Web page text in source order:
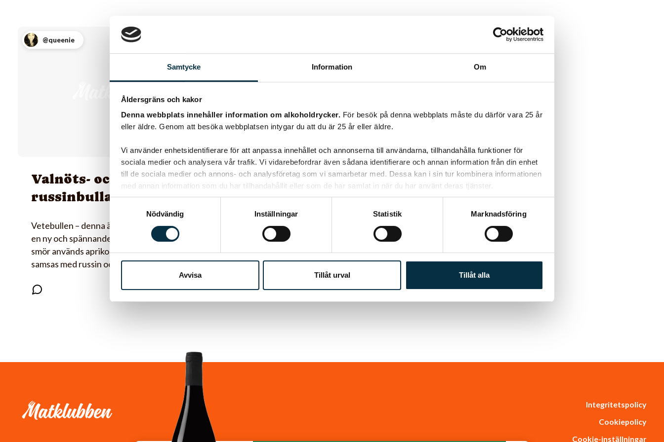
Samtycke Information Om
Åldersgräns och kakor
Denna webbplats innehåller information om alkoholdrycker. För besök på denna webbplats måste du därför vara 25 år
eller äldre. Genom att besöka webbplatsen intygar du att du är 25 år eller äldre.
Vi använder enhetsidentifierare för att anpassa innehållet och annonserna till användarna, tillhandahålla funktioner för
sociala medier och analysera vår trafik. Vi vidarebefordrar även sådana identifierare och annan information från din enhet
till de sociala medier och annons- och analysföretag som vi samarbetar med. Dessa kan i sin tur kombinera informationen
med annan information som du har tillhandahållit eller som de har samlat in när du har använt deras tjänster.
Samtyckesval
Nödvändig
Inställningar Statistik Marknadsföring
Avvisa Tillåt urval Tillåt alla
@queenie
Valnöts- och
russinbullar
Vetebullen – denna älskade kändis – här fått
en ny och spännande fyllning. Istället för
smör används aprikosmarmelad som får
samsas med russin och…
Integritetspolicy
Cookiepolicy
Cookie-inställningar